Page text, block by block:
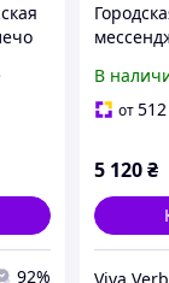
92%
В
от512
5 120₴